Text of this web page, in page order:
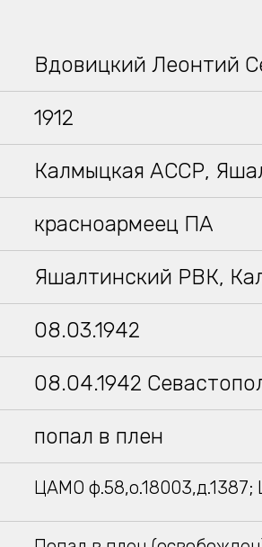
Вдовицкий Леонтий
1912
Калмыцкая АССР,
красноармеец ПА
Яшалтинский РВК,
08.03.1942
08.04.1942
попал в плен
ЦАМО ф.58,о.18003,д.1387;